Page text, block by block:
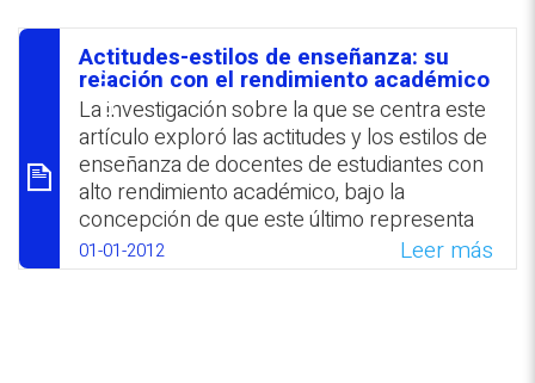
REPOSITORIO EN LÍNEA DE
CONTENIDOS ACADÉMICOS SOBRE
EDUCACIÓN Y FORMACIÓN DEL
PROFESORADO סיכום
Actitudes-estilos de enseñanza: su
relación con el rendimiento académico
La investigación sobre la que se centra este
artículo exploró las actitudes y los estilos de
enseñanza de docentes de estudiantes con
alto rendimiento académico, bajo la
concepción de que este último representa
un indicador de la eficacia y calidad de los
procesos educativos y del rol docente. Se
01-01-2012 Leer más